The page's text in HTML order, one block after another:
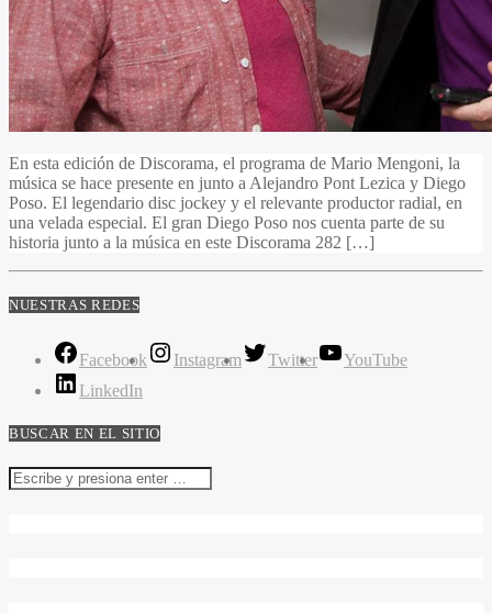
En esta edición de Discorama, el programa de Mario Mengoni, la
música se hace presente en junto a Alejandro Pont Lezica y Diego
Poso. El legendario disc jockey y el relevante productor radial, en
una velada especial. El gran Diego Poso nos cuenta parte de su
historia junto a la música en este Discorama 282 […]
NUESTRAS REDES
Facebook Instagram Twitter
YouTube
LinkedIn
BUSCAR EN EL SITIO